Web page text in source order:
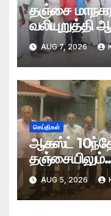
தஞ்சை
வலியுறுத்தி
AUG 7, 2026
செய்திகள்
ஆகஸ்ட்
தஞ்சையிலும்..
AUG 5, 2026